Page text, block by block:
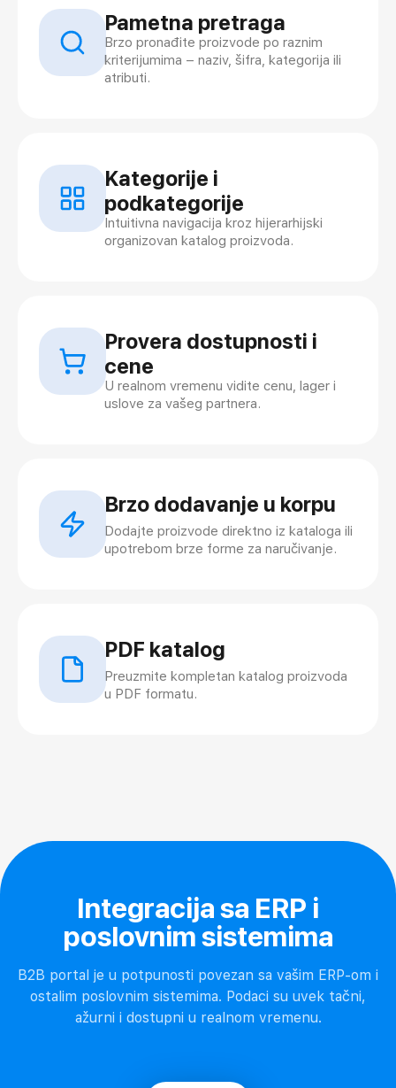
Pametna pretraga
Brzo pronađite proizvode po raznim
kriterijumima – naziv, šifra, kategorija ili
atributi.
Kategorije i
podkategorije
Intuitivna navigacija kroz hijerarhijski
organizovan katalog proizvoda.
Provera dostupnosti i
cene
U realnom vremenu vidite cenu, lager i
uslove za vašeg partnera.
Brzo dodavanje u korpu
Dodajte proizvode direktno iz kataloga ili
upotrebom brze forme za naručivanje.
PDF katalog
Preuzmite kompletan katalog proizvoda
u PDF formatu.
Integracija sa ERP i
poslovnim sistemima
B2B portal je u potpunosti povezan sa vašim ERP-om i
ostalim poslovnim sistemima. Podaci su uvek tačni,
ažurni i dostupni u realnom vremenu.